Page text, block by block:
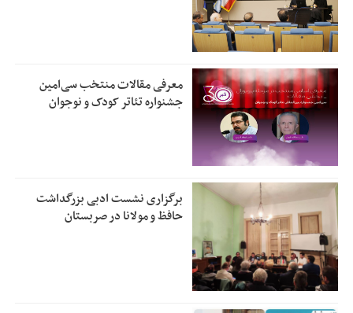
معرفی مقالات منتخب سی‌امین
جشنواره تئاتر کودک و نوجوان
برگزاری نشست ادبی بزرگداشت
حافظ و مولانا در صربستان